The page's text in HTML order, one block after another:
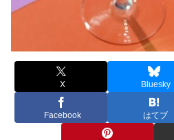
X Bluesky
Facebook はてブ